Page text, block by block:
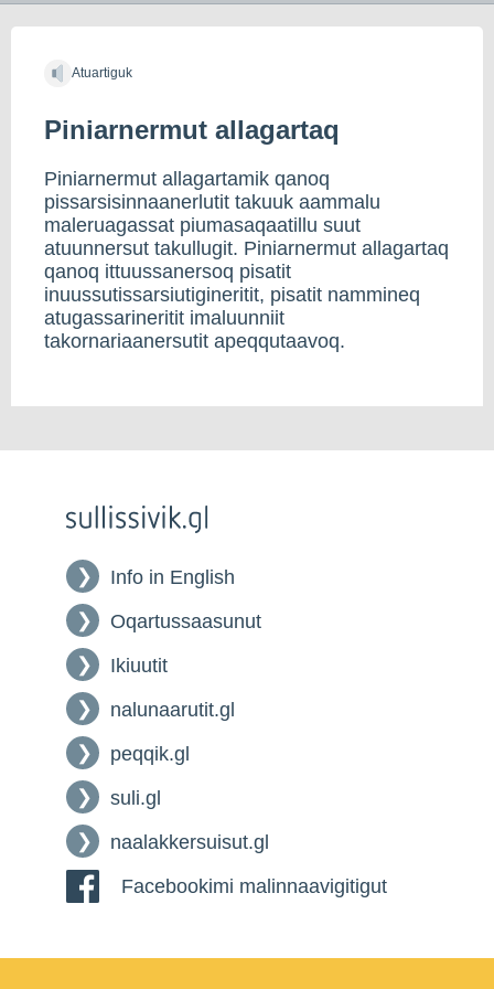
Atuartiguk
Piniarnermut allagartaq
Piniarnermut allagartamik qanoq
pissarsisinnaanerlutit takuuk aammalu
maleruagassat piumasaqaatillu suut
atuunnersut takullugit. Piniarnermut allagartaq
qanoq ittuussanersoq pisatit
inuussutissarsiutigineritit, pisatit nammineq
atugassarineritit imaluunniit
takornariaanersutit apeqqutaavoq.
Info in English
Oqartussaasunut
Ikiuutit
nalunaarutit.gl
peqqik.gl
suli.gl
naalakkersuisut.gl
Facebookimi malinnaavigitigut